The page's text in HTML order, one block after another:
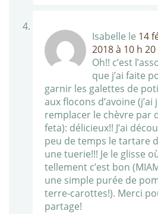
Isabelle le 14
2018 à 10 h
Oh!! c’est
que j’ai faite
garnir les galettes de
aux flocons d’avoine (j’ai
remplacer le chèvre par
feta): délicieux!! J’ai
peu de temps le tartare
une tuerie!!! Je le glisse
tellement c’est bon
une simple purée de
terre-carottes!). Merci
partage!